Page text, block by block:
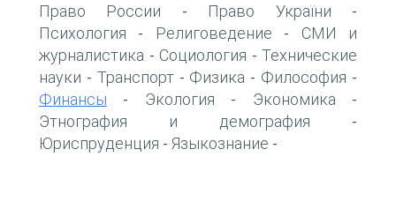
Право России - Право України -
Психология - Религоведение - СМИ и
журналистика - Социология - Технические
науки - Транспорт- Физика - Философия -
Финансы - Экология - Экономика -
Этнография и демография -
Юриспруденция - Языкознание -